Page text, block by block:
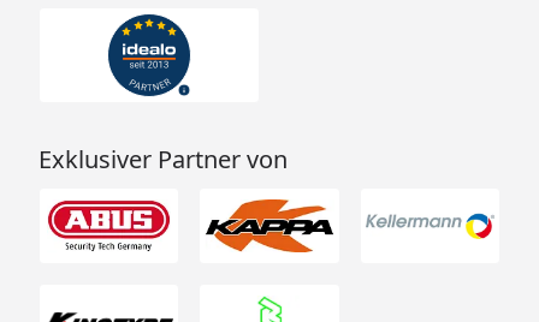
Exklusiver Partner von